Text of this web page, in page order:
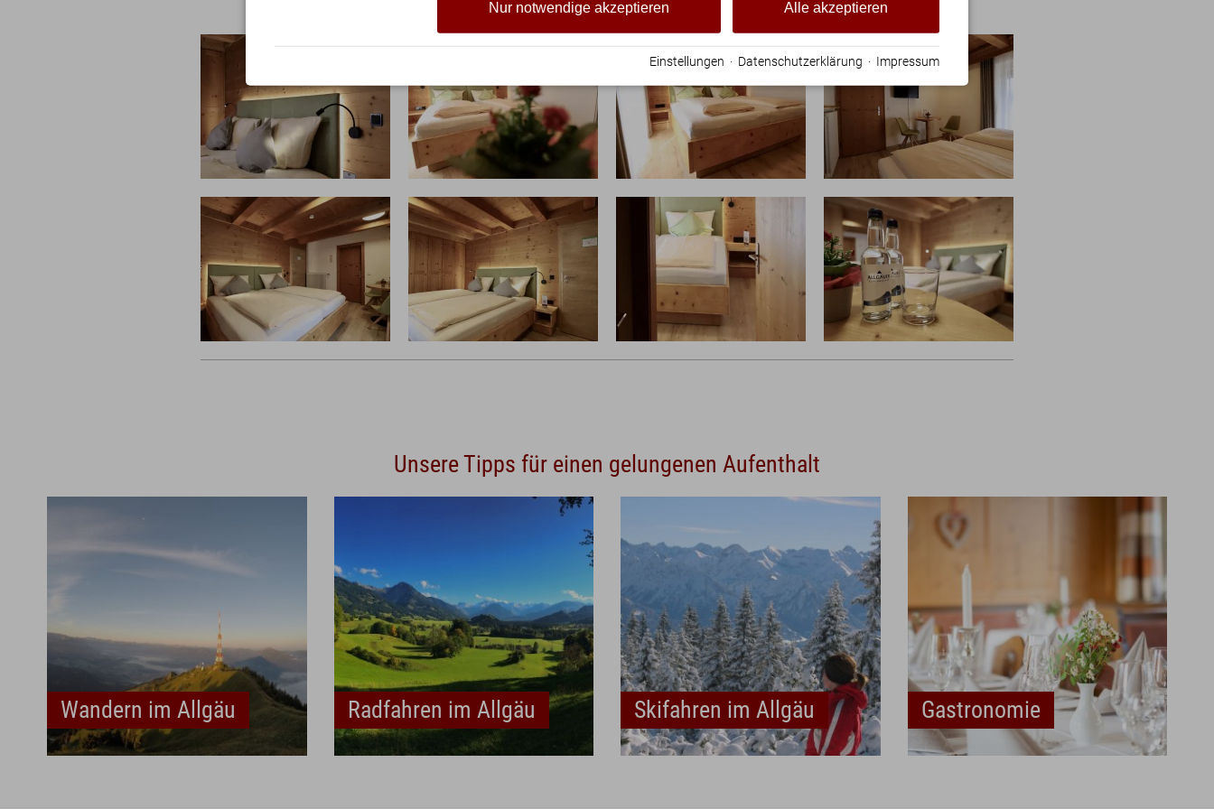
Unsere Tipps für einen gelungenen Aufenthalt
Wandern im Allgäu Radfahren im Allgäu Skifahren im Allgäu Gastronomie
Alle akzeptieren
Nur notwendige akzeptieren
Einstellungen · Datenschutzerklärung · Impressum